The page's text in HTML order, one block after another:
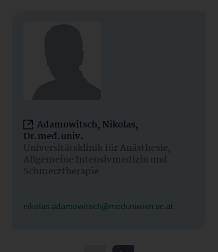
Adamowitsch, Nikolas,
Dr.med.univ.
Universitätsklinik für Anästhesie,
Allgemeine Intensivmedizin und
Schmerztherapie
nikolas.adamowitsch@meduniwien.ac.at